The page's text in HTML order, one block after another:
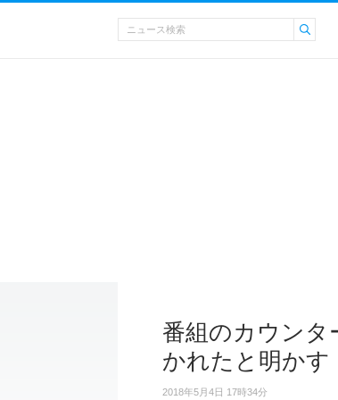
番組のカウンタ
かれたと明かす
2018年5月4日 17時34分